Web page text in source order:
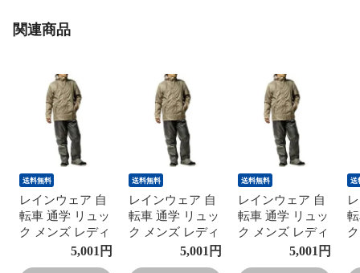
関連商品
送料無料
レインウェア 自
転車 通学 リュッ
ク メンズ レディ
ース 上下 AS-
7600 レインウェ
5,001 円
送料無料
レインウェア 自
転車 通学 リュッ
ク メンズ レディ
ース 上下 AS-
7600 レインウェ
5,001 円
送料無料
レインウェア 自
転車 通学 リュッ
ク メンズ レディ
ース 上下 AS-
7600 レインウェ
5,001 円
送